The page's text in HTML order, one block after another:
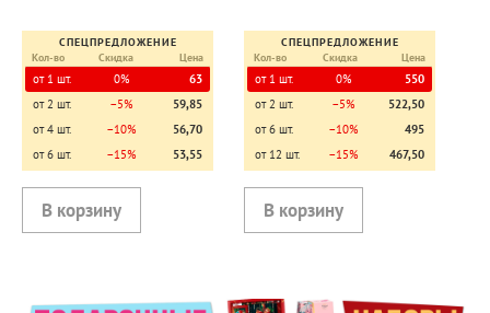
СПЕЦПРЕДЛОЖЕНИЕ
Кол-во
Скидка Цена
от 1 шт. 0%
63
от 2 шт.
−5%
59,85
от 4 шт.
−10%
56,70
от 6 шт.
−15% 53,55
СПЕЦПРЕДЛОЖЕНИЕ
Кол-во
Скидка Цена
от 1 шт. 0%
550
от 2 шт.
−5%
522,50
от 6 шт.
−10%
495
от 12 шт.
−15% 467,50